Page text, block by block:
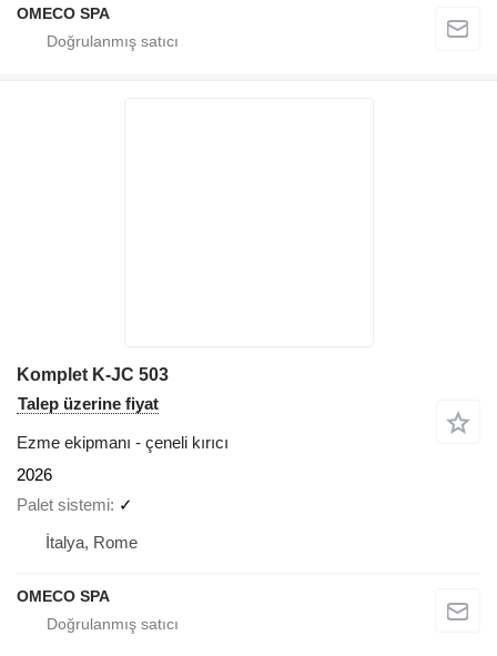
OMECO SPA
Komplet K-JC 503
Talep üzerine fiyat
Ezme ekipmanı - çeneli kırıcı
2026
Palet sistemi ✓
İtalya, Rome
OMECO SPA